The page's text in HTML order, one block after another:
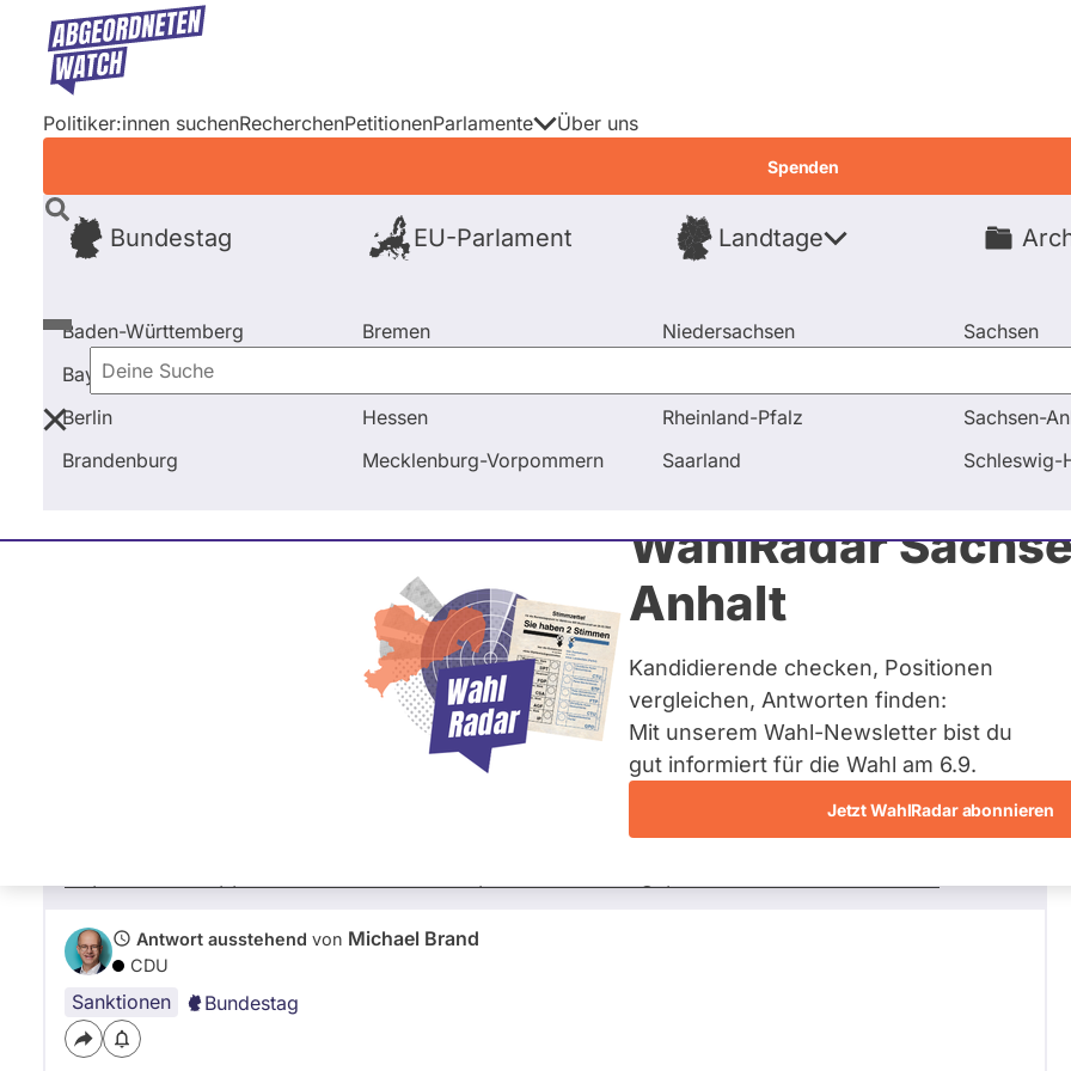
Direkt
Inhalt
Politiker:innen suchenRecherchenPetitionenParlamente
Bundestag EU-Parlament Landtage
Baden-Württemberg
Bayern
Berlin
Brandenburg
Bremen
Hessen
Mecklenburg-Vorpommern
Niedersachsen
Rheinland-Pfalz
Saarland
Sachsen
Sachsen-
Schleswig-
Über uns
Spenden
Deine
Suche
WahlRadar
Anhalt
Kandidierende checken, Positionen
vergleichen, Antworten finden:
Mit unserem Wahl-Newsletter bist du
gut informiert für die Wahl am 6.9.
Jetzt WahlRadar abonnieren
Startseite Frage stellen Michael Brand Fragen und Antworten Wie ist Ihre Meinung zur Sanktionspraxis
Michael Brand
Fragen beantwortet
Wie ist Ihre Meinung zur Sanktionspraxis gegenüber Einzelpersonen auf EU Ebene
in Relation zu menschenrechtlichen Gegebenheiten und der viel genannten
Seite mit rechtlicher Einordnung der EU-Sanktionspraxis gegenüber Einzelpersonen
Antwort ausstehend von Michael Brand
CDU
Sanktionen Bundestag